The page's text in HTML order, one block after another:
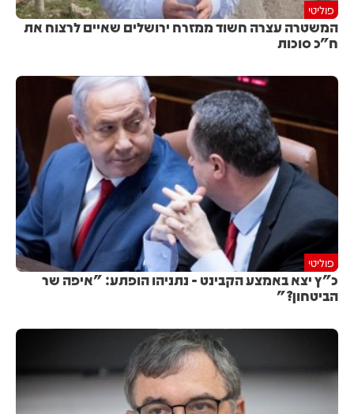
פוליטי
המשטרה עצרה חשוד ממזרח ירושלים שאיים לרצוח את
ח"כ סוכות
פוליטי
כ"ץ יצא באמצע הקבינט - נתניהו הופתע: "איפה שר
הביטחון?"